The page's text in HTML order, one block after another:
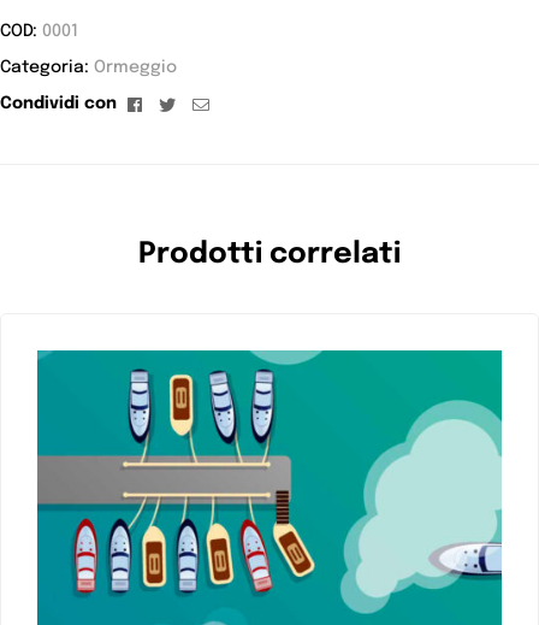
COD: 0001
Categoria: Ormeggio
Condividi con Facebook
Twitter
Email
Prodotti correlati